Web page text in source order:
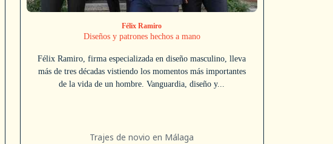
Félix Ramiro
Diseños y patrones hechos a mano
Félix Ramiro, firma especializada en diseño masculino, lleva
más de tres décadas vistiendo los momentos más importantes
de la vida de un hombre. Vanguardia, diseño y...
Trajes de novio en Málaga